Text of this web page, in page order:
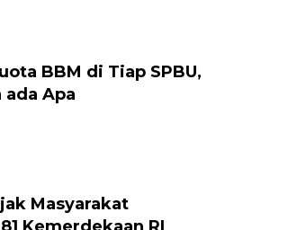
BBM di Tiap SPBU,
Apa
Masyarakat
Kemerdekaan RI